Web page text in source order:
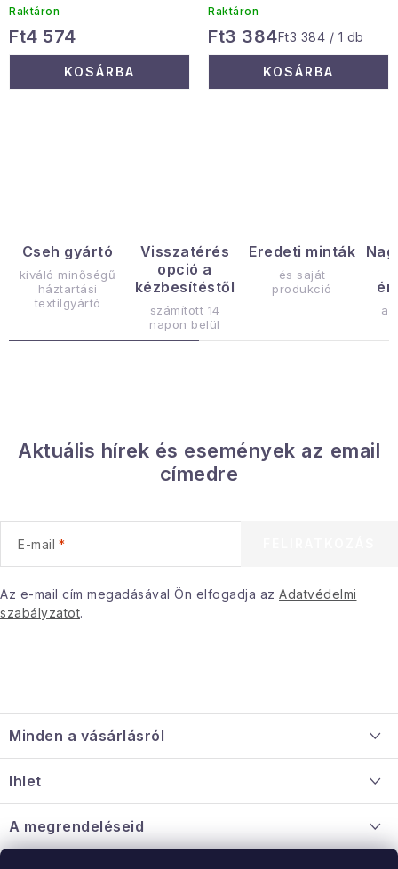
Raktáron
Ft4 574
KOSÁRBA
Raktáron
Ft3 384Egységár:
Ft3 384 / 1 db
KOSÁRBA
n
s
e
m
e
i
Cseh gyártó
kiváló minőségű
háztartási
textilgyártó
Visszatérés
opció a
kézbesítéstől
számított 14
napon belül
Eredeti minták
és saját
produkció
Aktuális hírek és események az email
címedre
E-mail
Az e-mail cím megadásával Ön elfogadja az Adatvédelmi
szabályzatot.
á
b
é
c
Minden a vásárlásról
Információ a mellékletről
Nagykereskedelmi együttműködés
Ihlet
A megrendeléseid